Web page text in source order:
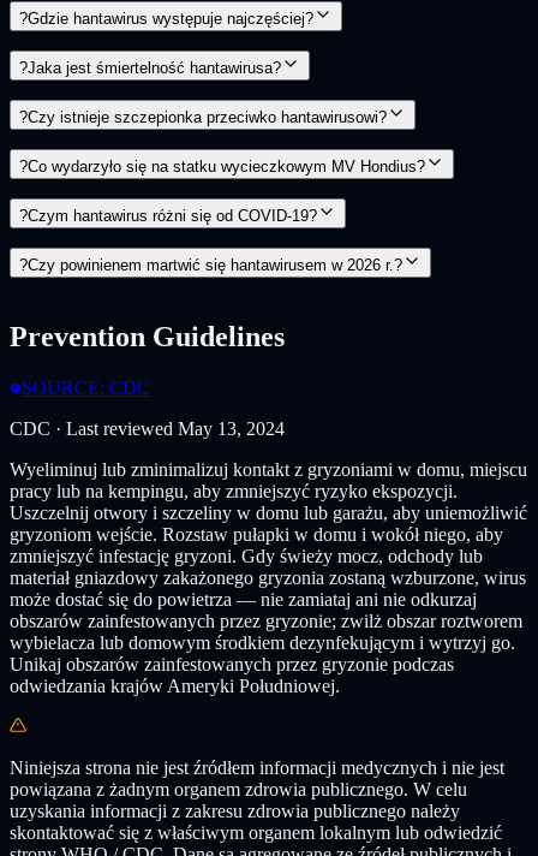
?Gdzie hantawirus występuje najczęściej?
?Jaka jest śmiertelność hantawirusa?
?Czy istnieje szczepionka przeciwko hantawirusowi?
?Co wydarzyło się na statku wycieczkowym MV Hondius?
?Czym hantawirus różni się od COVID-19?
?Czy powinienem martwić się hantawirusem w 2026 r.?
Prevention Guidelines
SOURCE: CDC
CDC · Last reviewed May 13, 2024
Wyeliminuj lub zminimalizuj kontakt z gryzoniami w domu, miejscu
pracy lub na kempingu, aby zmniejszyć ryzyko ekspozycji.
Uszczelnij otwory i szczeliny w domu lub garażu, aby uniemożliwić
gryzoniom wejście. Rozstaw pułapki w domu i wokół niego, aby
zmniejszyć infestację gryzoni. Gdy świeży mocz, odchody lub
materiał gniazdowy zakażonego gryzonia zostaną wzburzone, wirus
może dostać się do powietrza — nie zamiataj ani nie odkurzaj
obszarów zainfestowanych przez gryzonie; zwilż obszar roztworem
wybielacza lub domowym środkiem dezynfekującym i wytrzyj go.
Unikaj obszarów zainfestowanych przez gryzonie podczas
odwiedzania krajów Ameryki Południowej.
Niniejsza strona nie jest źródłem informacji medycznych i nie jest
powiązana z żadnym organem zdrowia publicznego. W celu
uzyskania informacji z zakresu zdrowia publicznego należy
skontaktować się z właściwym organem lokalnym lub odwiedzić